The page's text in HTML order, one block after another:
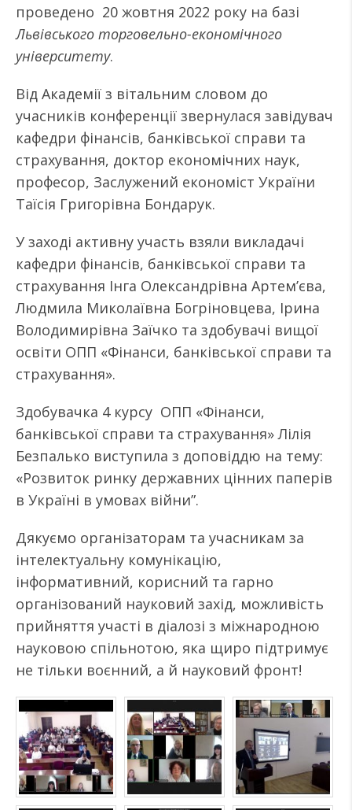
проведено 20 жовтня 2022 року на базі
Львівського торговельно-економічного
університету.
Від Академії з вітальним словом до
учасників конференції звернулася завідувач
кафедри фінансів, банківської справи та
страхування, доктор економічних наук,
професор, Заслужений економіст України
Таїсія Григорівна Бондарук.
У заході активну участь взяли викладачі
кафедри фінансів, банківської справи та
страхування Інга Олександрівна Артем’єва,
Людмила Миколаївна Богріновцева, Ірина
Володимирівна Заїчко та здобувачі вищої
освіти ОПП «Фінанси, банківської справи та
страхування».
Здобувачка 4 курсу ОПП «Фінанси,
банківської справи та страхування» Лілія
Безпалько виступила з доповіддю на тему:
«Розвиток ринку державних цінних паперів
в Україні в умовах війни”.
Дякуємо організаторам та учасникам за
інтелектуальну комунікацію,
інформативний, корисний та гарно
організований науковий захід, можливість
прийняття участі в діалозі з міжнародною
науковою спільнотою, яка щиро підтримує
не тільки воєнний, а й науковий фронт!